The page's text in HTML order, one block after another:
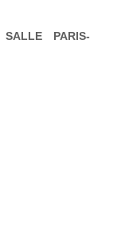
SALLE PARIS-